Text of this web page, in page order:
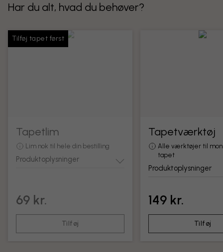
Har du alt, hvad du behøver?
Tilføj tapet først
Tapetlim
Lim nok til hele din bestilling
Produktoplysninger
69 kr.
Tilføj
Tapetværktøj
Alle værktøjer til
tapet
Produktoplysninger
149 kr.
Tilføj